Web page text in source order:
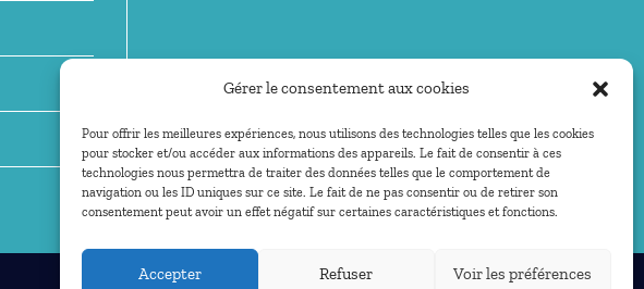
Gérer le consentement aux cookies
Pour offrir les meilleures expériences, nous utilisons des technologies telles que les cookies
pour stocker et/ou accéder aux informations des appareils. Le fait de consentir à ces
technologies nous permettra de traiter des données telles que le comportement de
navigation ou les ID uniques sur ce site. Le fait de ne pas consentir ou de retirer son
consentement peut avoir un effet négatif sur certaines caractéristiques et fonctions.
Accepter Refuser Voir les préférences